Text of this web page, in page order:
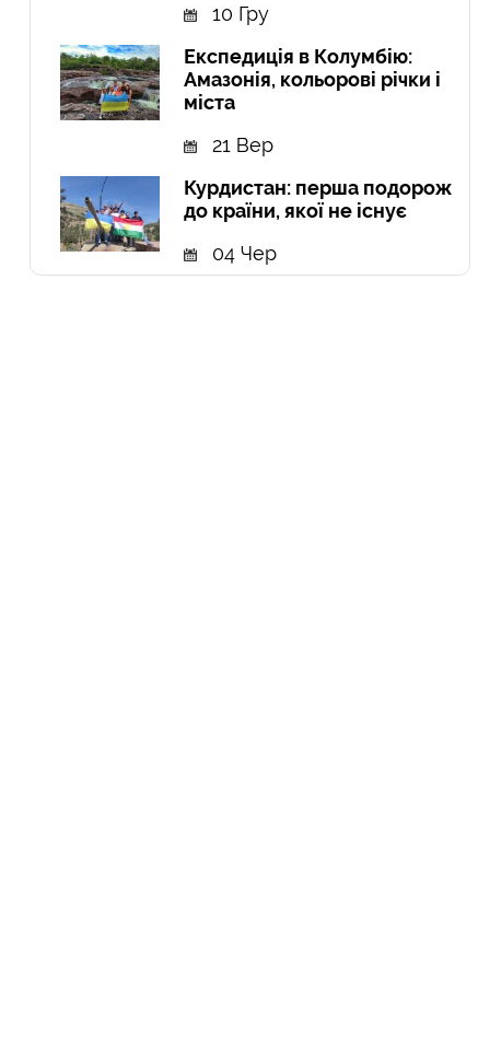
10 Гру
Експедиція в Колумбію:
Амазонія, кольорові річки і
міста
21 Вер
Курдистан: перша подорож
до країни, якої не існує
04 Чер